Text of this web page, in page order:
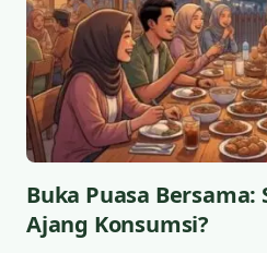
Buka Puasa
Ajang Konsumsi?